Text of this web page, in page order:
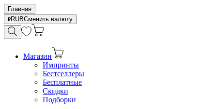
Главная
RUBСменить валюту
Магазин
Импринты
Бестселлеры
Бесплатные
Скидки
Подборки